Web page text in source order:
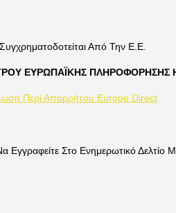
Από Την Ε.Ε.
ΕΥΡΩΠΑΪΚΗΣ ΠΛΗΡΟΦΟΡΗΣΗΣ
Περί Απορρήτου Europe Direct
Εγγραφείτε Στο Ενημερωτικό Δελτίο